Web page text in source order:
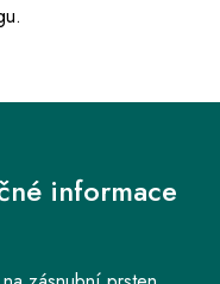
informace